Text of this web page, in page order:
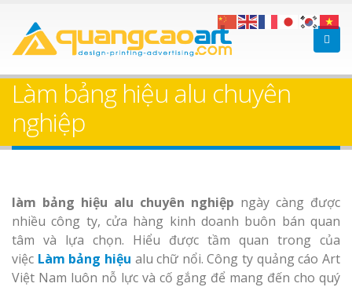
Làm bảng hiệu alu chuyên
nghiệp
làm bảng hiệu alu chuyên nghiệp ngày càng được
nhiều công ty, cửa hàng kinh doanh buôn bán quan
tâm và lựa chọn. Hiểu được tầm quan trong của
việc Làm bảng hiệu alu chữ nổi. Công ty quảng cáo Art
Việt Nam luôn nỗ lực và cố gắng để mang đến cho quý
Làm bảng hiệu gỗ tại
theo yêu cầu
Làm Biển
Dương